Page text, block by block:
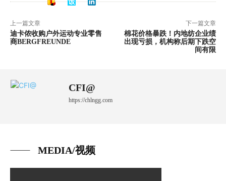
上一篇文章
迪卡侬收购户外运动专业零售
商BERGFREUNDE
下一篇文章
棉花价格暴跌！内地纺企业绩
出现亏损，机构称后期下跌空
间有限
CFI@
https://chlngg.com
MEDIA/视频